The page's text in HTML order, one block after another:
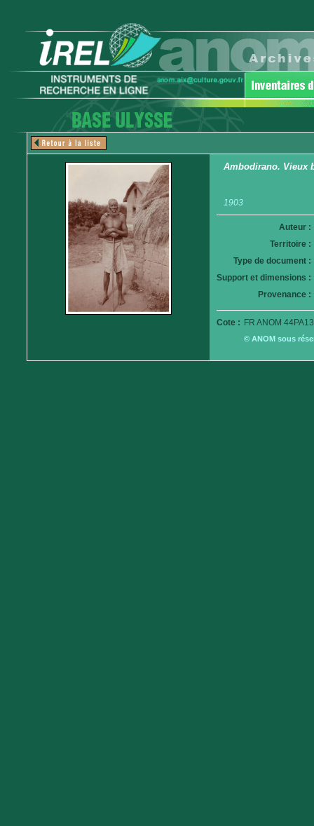
Ambodirano. Vieux
1903
Auteur :
Territoire :
Type de document :
Support et dimensions :
Provenance :
Cote : FR ANOM
© ANOM sous